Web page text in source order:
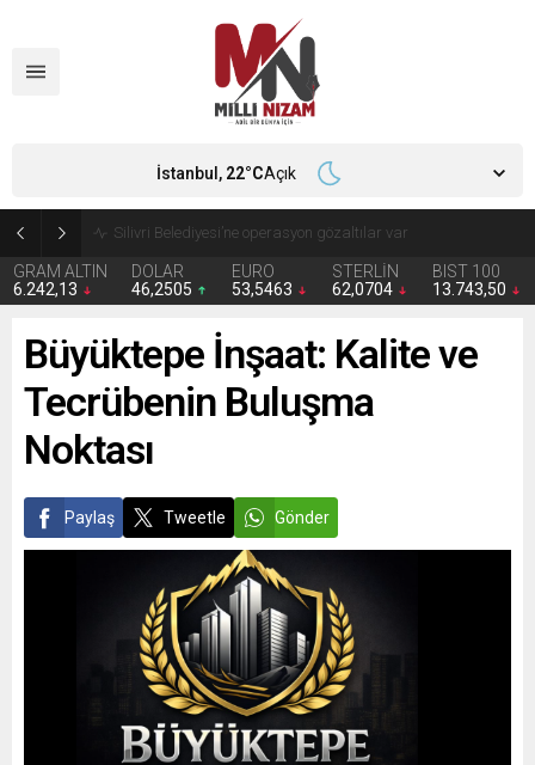
Silivri Belediyesi’ne operasyon gözaltılar var
GRAM ALTIN
6.242,13
DOLAR
46,2505
EURO
53,5463
STERLİN
62,0704
BIST 100
13.743,50
İstanbul, 22°CAçık
Büyüktepe İnşaat: Kalite ve
Tecrübenin Buluşma
Noktası
Paylaş Tweetle Gönder